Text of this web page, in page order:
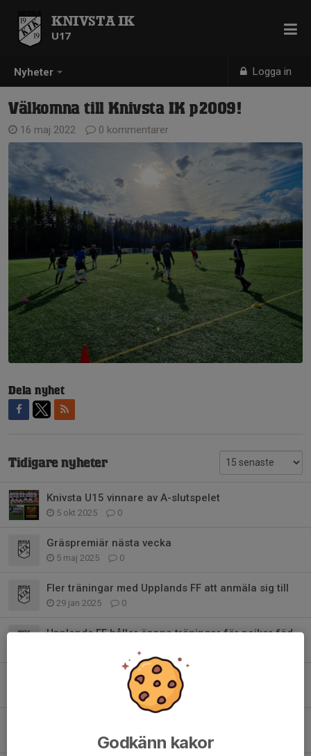
Nyheter Logga in
KNIVSTA IK
U17
Välkomna till Knivsta IK p2009!
16 maj 2022 0 kommentarer
Dela nyhet
Tidigare nyheter
Knivsta U15 vinnare av A-slutspelet
5 okt 2025 0
Gräspremiär nästa vecka
5 maj 2025 0
Fler träningar med Upplands FF att anmäla sig till
29 jan 2025 0
Upplands FF håller öppna träningar för pojkar födda 2010
17 dec 2024 0
Godkänn kakor